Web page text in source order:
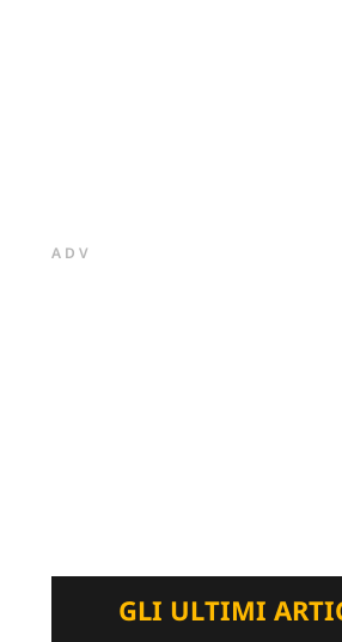
ADV
GLI ULTIMI